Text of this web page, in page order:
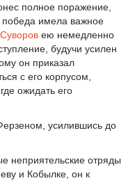
полное поражение,
имела важное
Суворов ею немедленно
будучи усилен
он приказал
с его корпусом,
ожидать его
усилившись до
неприятельские отряды
и Кобылке, он к